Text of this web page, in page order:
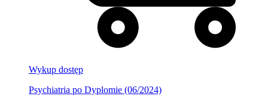
Wykup dostęp
Psychiatria po Dyplomie (06/2024)